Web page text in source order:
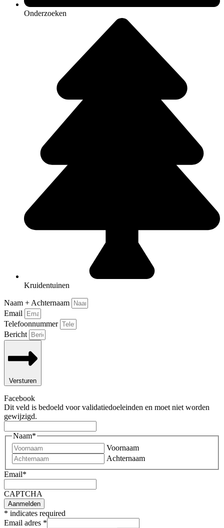
Onderzoeken
Kruidentuinen
Naam + Achternaam
Email
Telefoonnummer
Bericht
Versturen
Facebook
Dit veld is bedoeld voor validatiedoeleinden en moet niet worden
gewijzigd.
Naam*
Voornaam
Achternaam
Email*
CAPTCHA
* indicates required
Email adres *